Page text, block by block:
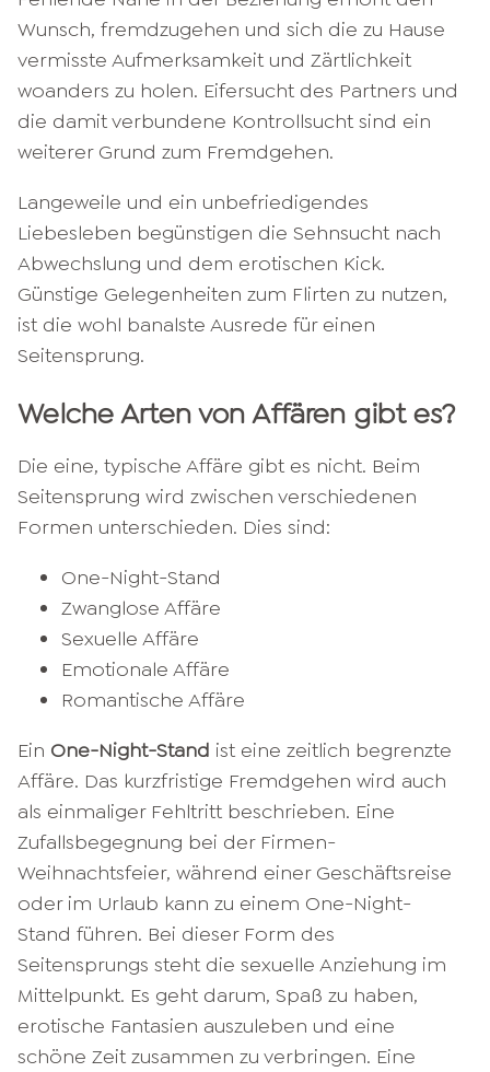
Wunsch, fremdzugehen und sich die zu Hause
vermisste Aufmerksamkeit und Zärtlichkeit
woanders zu holen. Eifersucht des Partners und
die damit verbundene Kontrollsucht sind ein
weiterer Grund zum Fremdgehen.
Langeweile und ein unbefriedigendes
Liebesleben begünstigen die Sehnsucht nach
Abwechslung und dem erotischen Kick.
Günstige Gelegenheiten zum Flirten zu nutzen,
ist die wohl banalste Ausrede für einen
Seitensprung.
Welche Arten von Affären gibt es?
Die eine, typische Affäre gibt es nicht. Beim
Seitensprung wird zwischen verschiedenen
Formen unterschieden. Dies sind:
One-Night-Stand
Zwanglose Affäre
Sexuelle Affäre
Emotionale Affäre
Romantische Affäre
Ein One-Night-Stand ist eine zeitlich begrenzte
Affäre. Das kurzfristige Fremdgehen wird auch
als einmaliger Fehltritt beschrieben. Eine
Zufallsbegegnung bei der Firmen-
Weihnachtsfeier, während einer Geschäftsreise
oder im Urlaub kann zu einem One-Night-
Stand führen. Bei dieser Form des
Seitensprungs steht die sexuelle Anziehung im
Mittelpunkt. Es geht darum, Spaß zu haben,
erotische Fantasien auszuleben und eine
schöne Zeit zusammen zu verbringen. Eine